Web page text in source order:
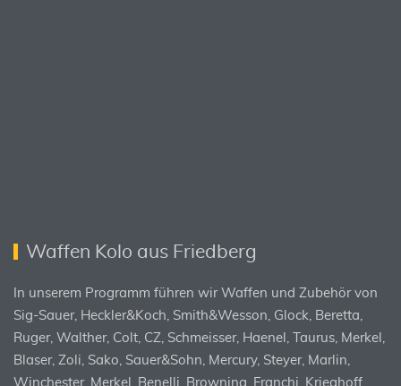
Waffen Kolo aus Friedberg
In unserem Programm führen wir Waffen und Zubehör von
Sig-Sauer, Heckler&Koch, Smith&Wesson, Glock, Beretta,
Ruger, Walther, Colt, CZ, Schmeisser, Haenel, Taurus, Merkel,
Blaser, Zoli, Sako, Sauer&Sohn, Mercury, Steyer, Marlin,
Winchester, Merkel, Benelli, Browning, Franchi, Krieghoff,